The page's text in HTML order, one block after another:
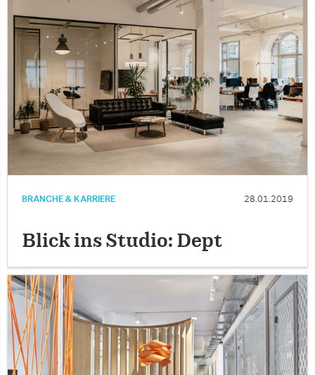
BRANCHE & KARRIERE 28.01.2019
Blick ins Studio: Dept